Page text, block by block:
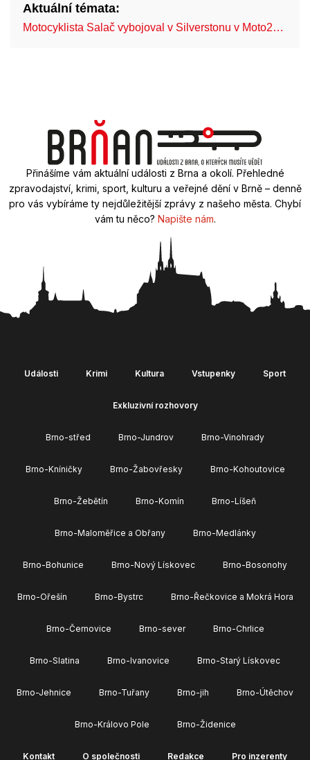
Aktuální témata:
Motocyklista Salač vybojoval v Silverstonu v Moto2…
Přinášíme vám aktuální události z Brna a okolí. Přehledné
zpravodajství, krimi, sport, kulturu a veřejné dění v Brně – denně
pro vás vybíráme ty nejdůležitější zprávy z našeho města. Chybí
vám tu něco? Napište nám.
Události Krimi Kultura Vstupenky Sport
Exkluzivní rozhovory
Brno-střed Brno-Jundrov Brno-Vinohrady
Brno-Kníničky Brno-Žabovřesky Brno-Kohoutovice
Brno-Žebětín Brno-Komín Brno-Líšeň
Brno-Maloměřice a Obřany Brno-Medlánky
Brno-Bohunice Brno-Nový Lískovec Brno-Bosonohy
Brno-Ořešín Brno-Bystrc Brno-Řečkovice a Mokrá Hora
Brno-Černovice Brno-sever Brno-Chrlice
Brno-Slatina Brno-Ivanovice Brno-Starý Lískovec
Brno-Jehnice Brno-Tuřany Brno-jih Brno-Útěchov
Brno-Královo Pole Brno-Židenice
Kontakt O společnosti Redakce Pro inzerenty